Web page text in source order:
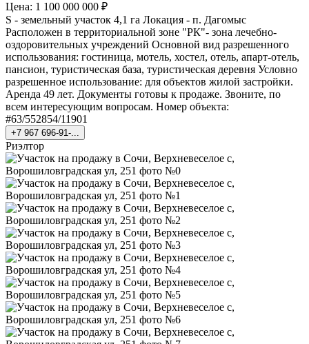
Цена: 1 100 000 000 ₽
S - земельный участок 4,1 га Локация - п. Дагомыс
Расположен в территориальной зоне "РК"- зона лечебно-
оздоровительных учреждений Основной вид разрешенного
использования: гостиница, мотель, хостел, отель, апарт-отель,
пансион, туристическая база, туристическая деревня Условно
разрешенное использование: для объектов жилой застройки.
Аренда 49 лет. Документы готовы к продаже. Звоните, по
всем интересующим вопросам. Номер объекта:
#63/552854/11901
+7 967 696-91-...
Риэлтор